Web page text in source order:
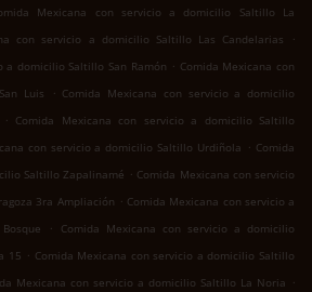
Mexicana con servicio a domicilio Saltillo La
con servicio a domicilio Saltillo Las Candelarias
.
a domicilio Saltillo San Ramón . Comida Mexicana con
Luis
. Comida Mexicana con servicio a domicilio
. Comida Mexicana con servicio a domicilio Saltillo
con servicio a domicilio Saltillo Urdiñola . Comida
Saltillo Zapalinamé . Comida Mexicana con servicio
3ra Ampliación . Comida Mexicana con servicio a
.
Comida Mexicana con servicio a domicilio
15 . Comida Mexicana con servicio a domicilio Saltillo
Mexicana con servicio a domicilio Saltillo La Noria .